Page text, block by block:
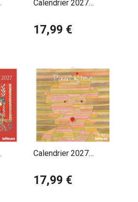
Calendrier 2027
Romantique
17,99 €
Calendrier 2027
17,99 €